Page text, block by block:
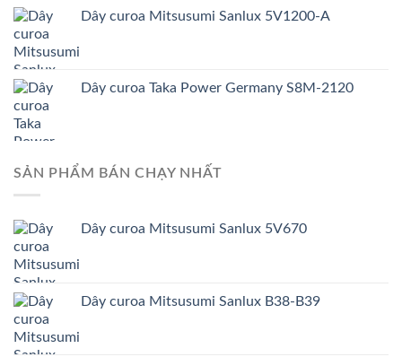
Dây curoa Mitsusumi Sanlux 5V1200-A
Dây curoa Taka Power Germany S8M-2120
SẢN PHẨM BÁN CHẠY NHẤT
Dây curoa Mitsusumi Sanlux 5V670
Dây curoa Mitsusumi Sanlux B38-B39